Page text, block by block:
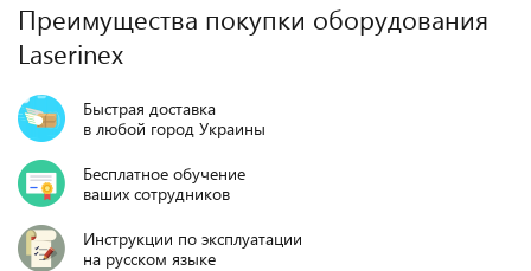
Преимущества покупки оборудования
Laserinex
Быстрая доставка
в любой город Украины
Бесплатное обучение
ваших сотрудников
Инструкции по эксплуатации
на русском языке